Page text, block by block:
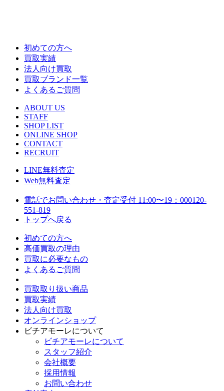
初めての方へ
買取実績
法人向け買取
買取ブランド一覧
よくあるご質問
ABOUT US
STAFF
SHOP LIST
ONLINE SHOP
CONTACT
RECRUIT
LINE無料査定
Web無料査定
電話でお問い合わせ・査定受付 11:00〜19：000120-
551-819
トップへ戻る
初めての方へ
高価買取の理由
買取に必要なもの
よくあるご質問
買取取り扱い商品
買取実績
法人向け買取
オンラインショップ
ビチアモーレについて
ビチアモーレについて
スタッフ紹介
会社概要
採用情報
お問い合わせ